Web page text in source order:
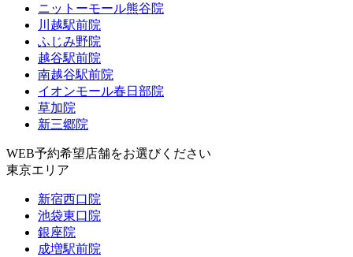
ニットーモール熊谷院
川越駅前院
ふじみ野院
越谷駅前院
南越谷駅前院
イオンモール春日部院
草加院
新三郷院
WEB予約希望店舗をお選びください
東京エリア
新宿西口院
池袋東口院
銀座院
成増駅前院